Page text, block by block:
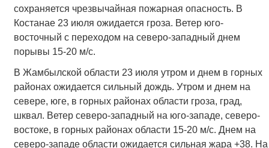
сохраняется чрезвычайная пожарная опасность. В
Костанае 23 июля ожидается гроза. Ветер юго-
восточный с переходом на северо-западный днем
порывы 15-20 м/с.
В Жамбылской области 23 июля утром и днем в горных
районах ожидается сильный дождь. Утром и днем на
севере, юге, в горных районах области гроза, град,
шквал. Ветер северо-западный на юго-западе, северо-
востоке, в горных районах области 15-20 м/с. Днем на
северо-западе области ожидается сильная жара +38. На